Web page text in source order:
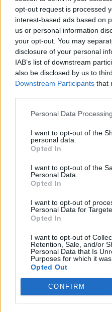
opt-out request is processed
interest-based ads based on
us or personal information
your opt-out. You may
disclosure of your personal
IAB’s list of downstream
also be disclosed by us to
Downstream Participants that
Personal Data
I want to opt-out of the
personal data.
Opted In
I want to opt-out of the
Personal Data.
Opted In
I want to opt-out of
Personal Data for
Opted In
I want to opt-out of
Retention, Sale, and/or
Personal Data that Is
Purposes for which it was
Opted Out
CONFIRM
Látványos videót tett
repülési szokásainak
közlekedés biztonságát
Az elmúlt hetekben
légiforgalom. Nem kivétel
régió sem. Az európai
pénteken látványos
adatokat vesz alapul) egy
haladt át Csehország és
KEDVES OLVASÓNK!
A keresett cikk a
tartozik, melynek
regisztrációhoz kötött.
Az előfizetés a
Portfolio.hu teljes
Kötéslisták: BÉT
kötéslistái